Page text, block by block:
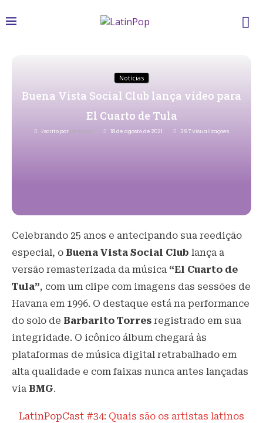
Notícias
Buena Vista Social Club lança vídeo para
El Cuarto de Tula
Escrito por Redacao 18 de agosto de 2021 397Visualizações
Celebrando 25 anos e antecipando sua reedição
especial, o Buena Vista Social Club lança a
versão remasterizada da música “El Cuarto de
Tula”, com um clipe com imagens das sessões de
Havana em 1996. O destaque está na performance
do solo de Barbarito Torres registrado em sua
integridade. O icônico álbum chegará às
plataformas de música digital retrabalhado em
alta qualidade e com faixas nunca antes lançadas
via BMG.
LatinPopCast #34: Quais são os artistas latinos